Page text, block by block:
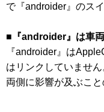
で『androider』のス
■『androider』は車
『androider』は
はリンクしていませ
両側に影響が及ぶこ